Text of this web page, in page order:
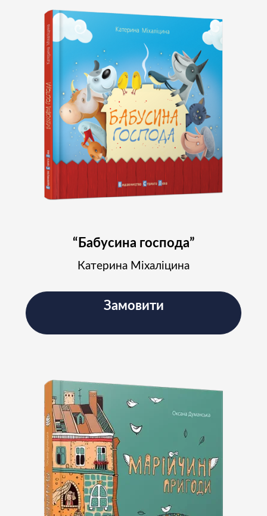
“Бабусина господа”
Катерина Міхаліцина
Замовити